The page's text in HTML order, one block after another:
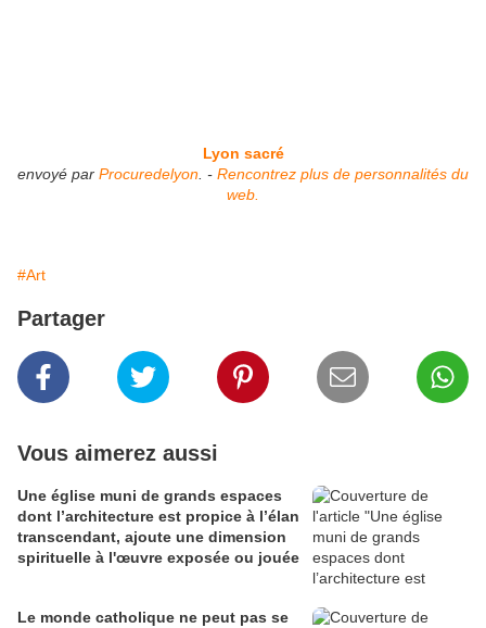
Lyon sacré
envoyé par Procuredelyon . - Rencontrez plus de personnalités du
web.
#Art
Partager
Vous aimerez aussi
Une église muni de grands espaces
dont l’architecture est propice à l’élan
transcendant, ajoute une dimension
spirituelle à l'œuvre exposée ou jouée
Le monde catholique ne peut pas se